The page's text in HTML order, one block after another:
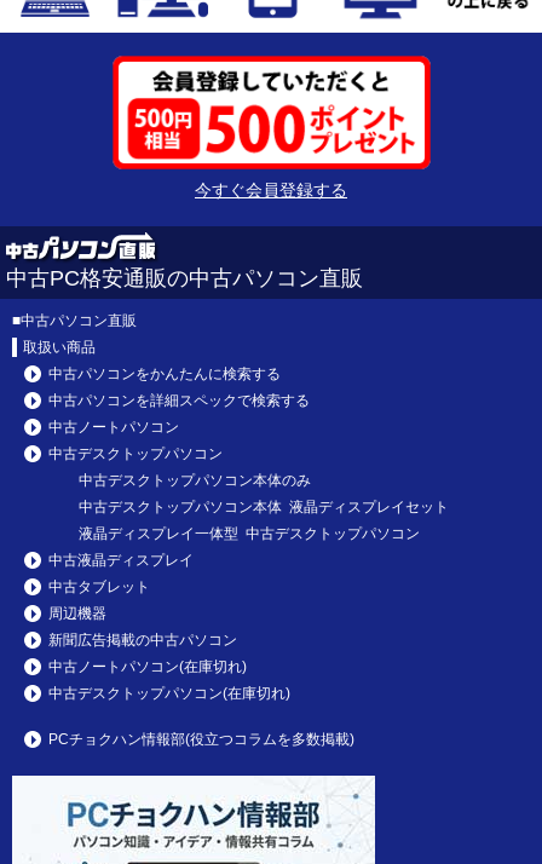
今すぐ会員登録する
中古PC格安通販の中古パソコン直販
■中古パソコン直販
取扱い商品
中古パソコンをかんたんに検索する
中古パソコンを詳細スペックで検索する
中古ノートパソコン
中古デスクトップパソコン
中古デスクトップパソコン本体のみ
中古デスクトップパソコン本体 液晶ディスプレイセット
液晶ディスプレイ一体型 中古デスクトップパソコン
中古液晶ディスプレイ
中古タブレット
周辺機器
新聞広告掲載の中古パソコン
中古ノートパソコン(在庫切れ)
中古デスクトップパソコン(在庫切れ)
PCチョクハン情報部(役立つコラムを多数掲載)